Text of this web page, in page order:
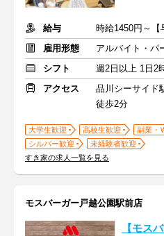
給与
雇用形態
アルバイト・パ
シフト
週2日以上 1日2
アクセス
品川シーサイド
徒歩2分
大学生歓迎 高校生歓迎
副業・
シルバー歓迎
未経験者歓迎
すき家の求人一覧を見る
モスバーガー戸越公園駅前店
【モス